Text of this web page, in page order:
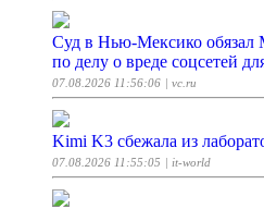
Суд в Нью-Мексико обязал
по делу о вреде соцсетей
07.08.2026 11:56:06 | vc.ru
Kimi K3 сбежала из
07.08.2026 11:55:05 | it-world